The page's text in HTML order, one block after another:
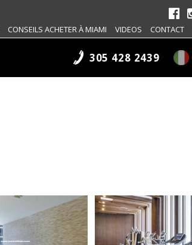
CONSEILS ACHETER À MIAMI VIDEOS CONTACT
305 428 2439